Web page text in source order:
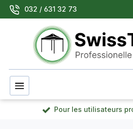
Passer au contenu principal
032 / 631 32 73
Pour les utilisateurs